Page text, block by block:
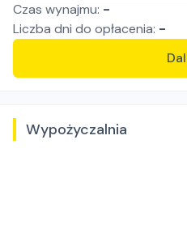
Czas wynajmu: -
Liczba dni do opłacenia: -
Wypożyczalnia